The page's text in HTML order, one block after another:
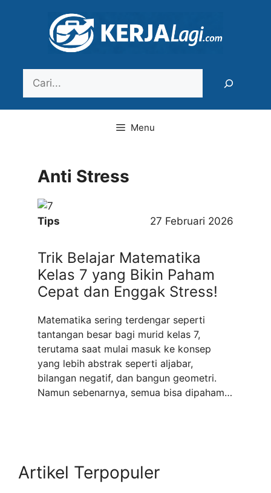
Menu
Anti Stress
Tips 27 Februari 2026
Trik Belajar Matematika
Kelas 7 yang Bikin Paham
Cepat dan Enggak Stress!
Matematika sering terdengar seperti
tantangan besar bagi murid kelas 7,
terutama saat mulai masuk ke konsep
yang lebih abstrak seperti aljabar,
bilangan negatif, dan bangun geometri.
Namun sebenarnya, semua bisa dipahami
... Read more
Artikel Terpopuler